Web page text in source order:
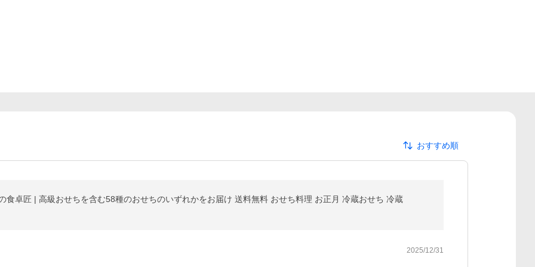
おすすめ順
食卓匠 | 高級おせちを含む58種のおせちのいずれかをお届け 送料無料 おせち料理 お正月 冷蔵おせち 冷蔵
2025/12/31